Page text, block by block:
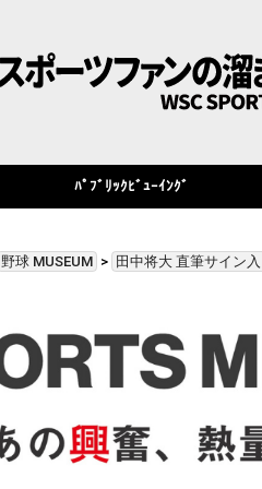
ﾊﾟﾌﾞﾘｯｸﾋﾞｭｰｲﾝｸﾞ
野球 MUSEUM > 田中将大 直筆サイン